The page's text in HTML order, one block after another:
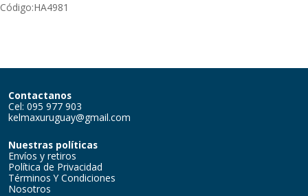
Código:HA4981
Contactanos
Cel: 095 977 903
kelmaxuruguay@gmail.com
Nuestras políticas
Envíos y retiros
Política de Privacidad
Términos Y Condiciones
Nosotros